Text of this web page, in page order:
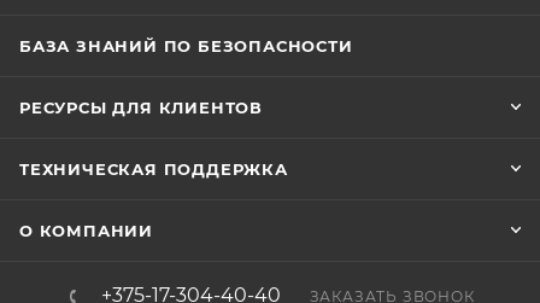
БАЗА ЗНАНИЙ ПО БЕЗОПАСНОСТИ
РЕСУРСЫ ДЛЯ КЛИЕНТОВ
ТЕХНИЧЕСКАЯ ПОДДЕРЖКА
О КОМПАНИИ
+375-17-304-40-40 ЗАКАЗАТЬ ЗВОНОК